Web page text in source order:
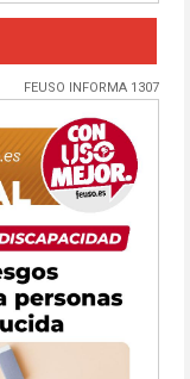
FEUSO INFORMA 1307